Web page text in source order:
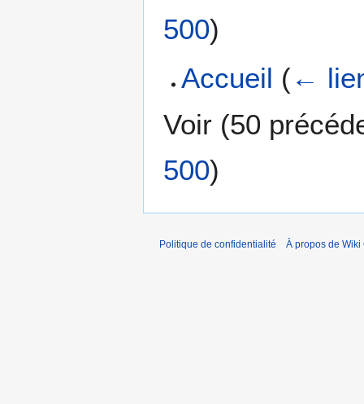
500)
Accueil (←
Voir (50
500)
Politique de confidentialité À propos de Wiki